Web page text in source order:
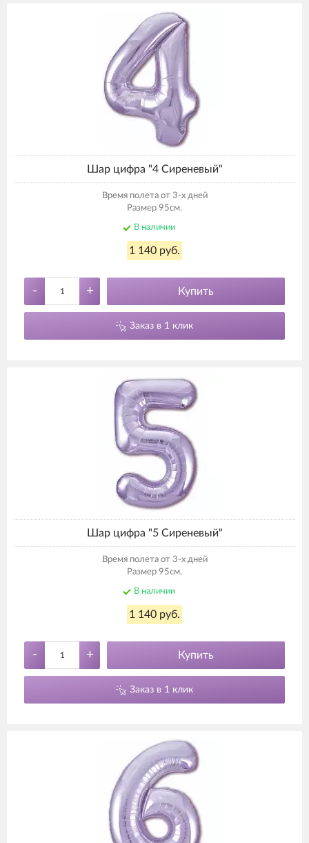
Шар цифра "4 Сиреневый"
Время полета от 3-х дней
Размер 95см.
В наличии
1 140 руб.
- + Купить
Заказ в 1 клик
Шар цифра "5 Сиреневый"
Время полета от 3-х дней
Размер 95см.
В наличии
1 140 руб.
- + Купить
Заказ в 1 клик